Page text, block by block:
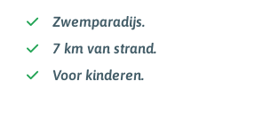
Zwemparadijs.
7 km van strand.
Voor kinderen.